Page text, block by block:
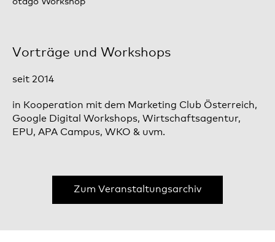
Vorträge und Workshops
seit 2014
in Kooperation mit dem Marketing Club Österreich,
Google Digital Workshops, Wirtschaftsagentur,
EPU, APA Campus, WKO & uvm.
Zum Veranstaltungsarchiv